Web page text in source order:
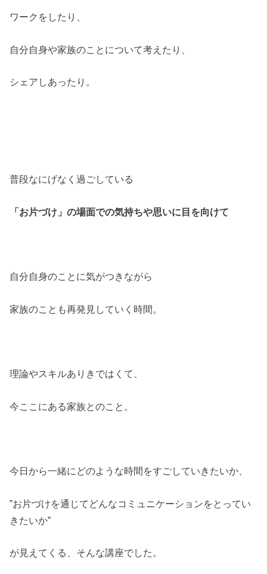
ワークをしたり、
自分自身や家族のことについて考えたり、
シェアしあったり。
普段なにげなく過ごしている
「お片づけ」の場面での気持ちや思いに目を向けて
自分自身のことに気がつきながら
家族のことも再発見していく時間。
理論やスキルありきではくて、
今ここにある家族とのこと。
今日から一緒にどのような時間をすごしていきたいか、
”お片づけを通じてどんなコミュニケーションをとってい
きたいか”
が見えてくる、そんな講座でした。